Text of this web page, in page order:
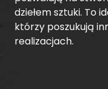
dziełem sztuki. To
którzy poszukują
realizacjach.